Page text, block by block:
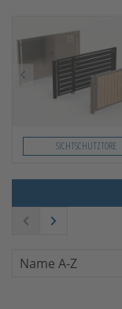
SICHTSCHUTZTORE